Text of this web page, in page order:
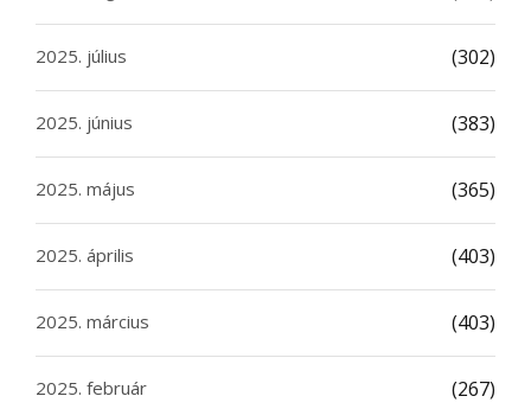
2025. július (302)
2025. június (383)
2025. május (365)
2025. április (403)
2025. március (403)
2025. február (267)